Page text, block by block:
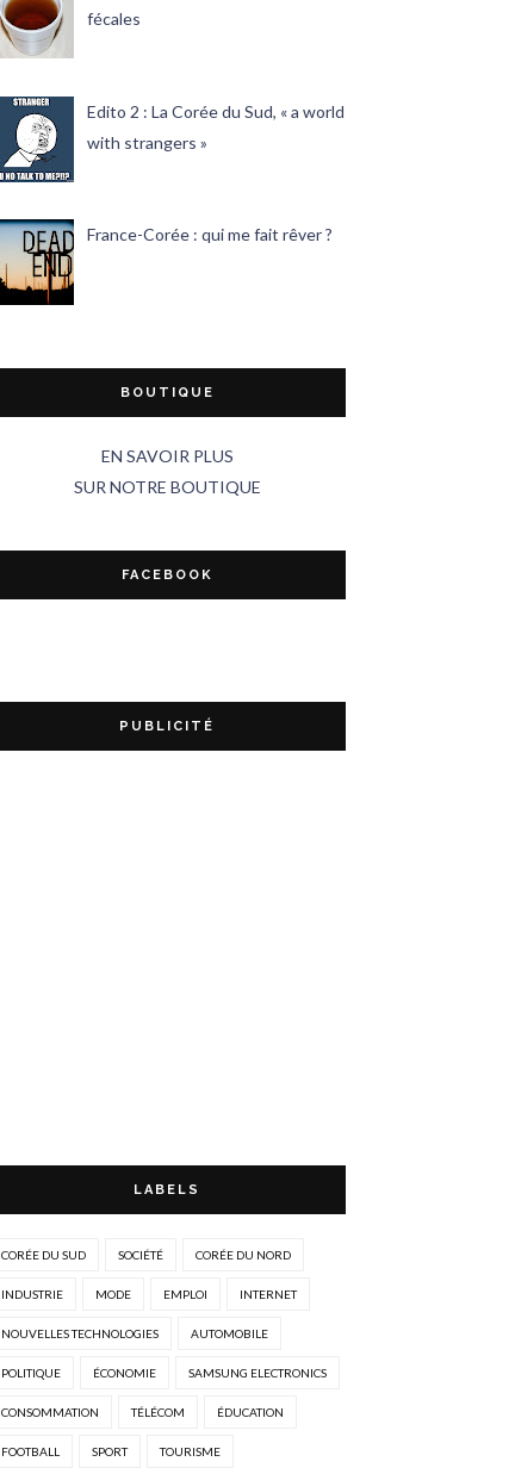
fécales
Edito 2 : La Corée du Sud, « a world
with strangers »
France-Corée : qui me fait rêver ?
BOUTIQUE
EN SAVOIR PLUS
SUR NOTRE BOUTIQUE
FACEBOOK
PUBLICITÉ
LABELS
CORÉE DU SUD SOCIÉTÉ CORÉE DU NORD
INDUSTRIE MODE EMPLOI INTERNET
NOUVELLES TECHNOLOGIES AUTOMOBILE
POLITIQUE ÉCONOMIE SAMSUNG ELECTRONICS
CONSOMMATION TÉLÉCOM ÉDUCATION
FOOTBALL SPORT TOURISME